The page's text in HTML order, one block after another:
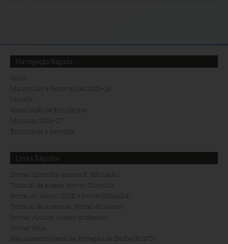
Navegação Rápida
Início
Matriculas e Renovações 2025-26
Moodle
Associação de Estudantes
Manuais 2026-27
Estruturas e Serviços
Links Rápidos
Inovar Consulta (acesso E. Educação)
Tutorial de acesso Inovar Consulta
Portal do Aluno (SIGE e InovarConsulta)
Tutorial de acesso ao Portal do Aluno
Inovar Alunos (acesso professor)
Inovar PAA
Regulamento Geral de Proteção de Dados (RGPD)